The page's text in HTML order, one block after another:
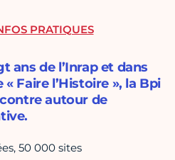
ans de l’Inrap et dans
Faire l’Histoire », la Bpi
autour de
50 000 sites
PRATIQUES